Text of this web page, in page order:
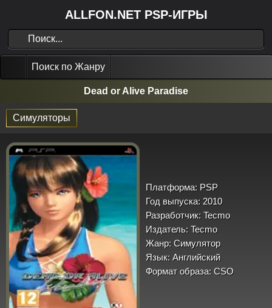
ALLFON.NET PSP-ИГРЫ
Поиск по Жанру
Dead or Alive Paradise
Симуляторы
Платформа: PSP
Год выпуска: 2010
Разработчик: Tecmo
Издатель: Tecmo
Жанр: Симулятор
Язык: Английский
Формат образа: CSO